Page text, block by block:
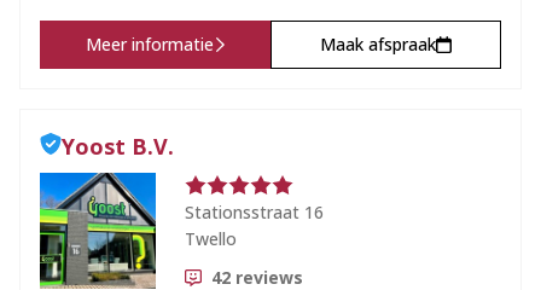
Meer informatie Maak afspraak
Yoost B.V.
Stationsstraat 16
Twello
42 reviews